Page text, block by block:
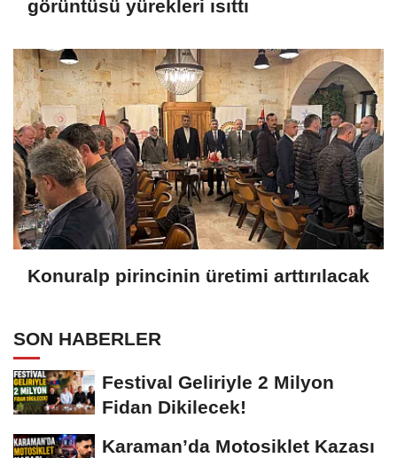
görüntüsü yürekleri ısıttı
Konuralp pirincinin üretimi arttırılacak
SON HABERLER
Festival Geliriyle 2 Milyon
Fidan Dikilecek!
Karaman’da Motosiklet Kazası